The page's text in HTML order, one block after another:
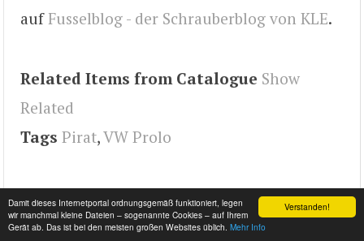
Verstanden!
Damit dieses Internetportal ordnungsgemäß funktioniert, legen
wir manchmal kleine Dateien – sogenannte Cookies – auf Ihrem
Gerät ab. Das ist bei den meisten großen Websites üblich. Mehr Info
auf Fusselblog - der Schrauberblog von KLE.
Related Items from Catalogue Show
Related
Tags Pirat,VW Prolo